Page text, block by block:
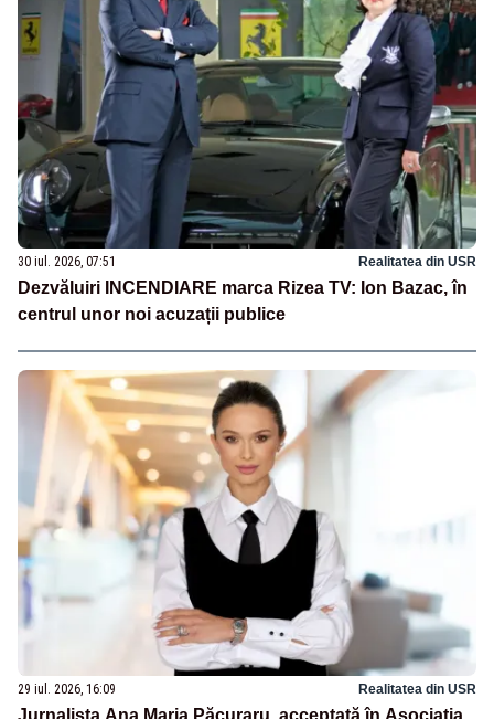
30 iul. 2026, 07:51 Realitatea din USR
Dezvăluiri INCENDIARE marca Rizea TV: Ion Bazac, în
centrul unor noi acuzații publice
29 iul. 2026, 16:09 Realitatea din USR